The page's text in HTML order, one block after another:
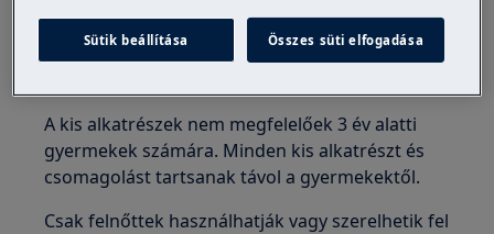
A kis alkatrészek nem megfelelőek 3 év alatti
gyermekek számára. Minden kis alkatrészt és
csomagolást tartsanak távol a gyermekektől.
Csak felnőttek használhatják vagy szerelhetik fel
Sütik beállítása Összes süti elfogadása